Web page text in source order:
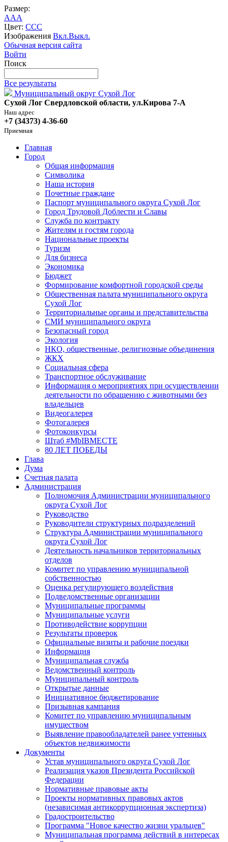
Размер:
AAA
Цвет: CCC
Изображения Вкл.Выкл.
Обычная версия сайта
Войти
Поиск
Все результаты
Муниципальный округ Сухой Лог
Сухой Лог Свердловской области, ул.Кирова 7-А
Наш адрес
+7 (34373) 4-36-60
Приемная
Главная
Город
Общая информация
Символика
Наша история
Почетные граждане
Паспорт муниципального округа Сухой Лог
Город Трудовой Доблести и Славы
Служба по контракту
Жителям и гостям города
Национальные проекты
Туризм
Для бизнеса
Экономика
Бюджет
Формирование комфортной городской среды
Общественная палата муниципального округа
Сухой Лог
Территориальные органы и представительства
СМИ муниципального округа
Безопасный город
Экология
НКО, общественные, религиозные объединения
ЖКХ
Социальная сфера
Транспортное обслуживание
Информация о мероприятиях при осуществлении
деятельности по обращению с животными без
владельцев
Видеогалерея
Фотогалерея
Фотоконкурсы
Штаб #MbIBMECTE
80 ЛЕТ ПОБЕДЫ
Глава
Дума
Счетная палата
Администрация
Полномочия Администрации муниципального
округа Сухой Лог
Руководство
Руководители структурных подразделений
Структура Администрации муниципального
округа Сухой Лог
Деятельность начальников территориальных
отделов
Комитет по управлению муниципальной
собственностью
Оценка регулирующего воздействия
Подведомственные организации
Муниципальные программы
Муниципальные услуги
Противодействие коррупции
Результаты проверок
Официальные визиты и рабочие поездки
Информация
Муниципальная служба
Ведомственный контроль
Муниципальный контроль
Открытые данные
Инициативное бюджетирование
Призывная кампания
Комитет по управлению муниципальным
имуществом
Выявление правообладателей ранее учтенных
объектов недвижимости
Документы
Устав муниципального округа Сухой Лог
Реализация указов Президента Российской
Федерации
Нормативные правовые акты
Проекты нормативных правовых актов
(независимая антикоррупционная экспертиза)
Градостроительство
Программа "Новое качество жизни уральцев"
Муниципальная программа действий в интересах